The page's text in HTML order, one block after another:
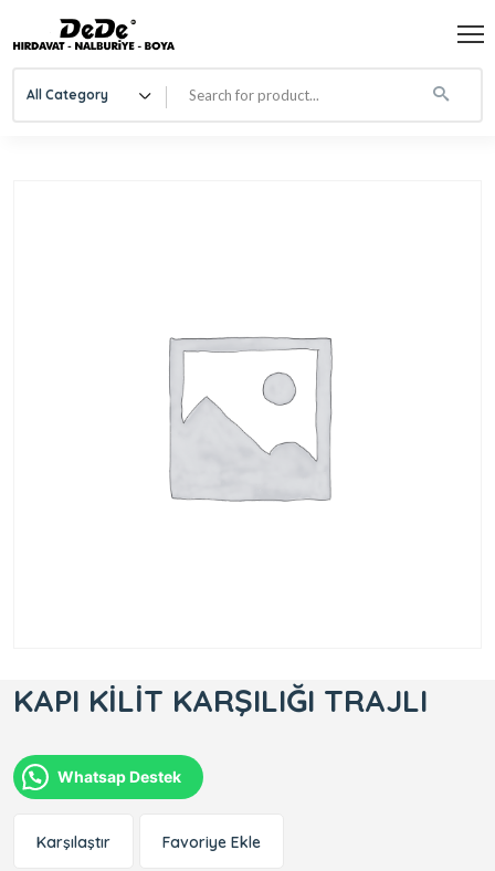
All Category
KAPI KİLİT KARŞILIĞI TRAJLI
Whatsap Destek
Karşılaştır Favoriye Ekle